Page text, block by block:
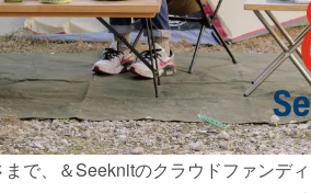
で、＆Seeknitのクラウドファンデ